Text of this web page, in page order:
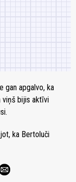
gan apgalvo, ka
viņš bijis aktīvi
ka Bertoluči